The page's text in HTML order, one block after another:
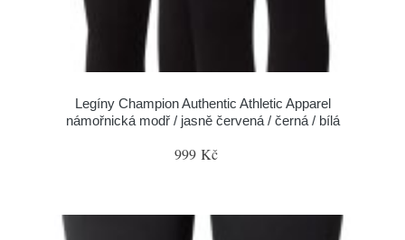
Legíny Champion Authentic Athletic Apparel
námořnická modř / jasně červená / černá / bílá
999 Kč